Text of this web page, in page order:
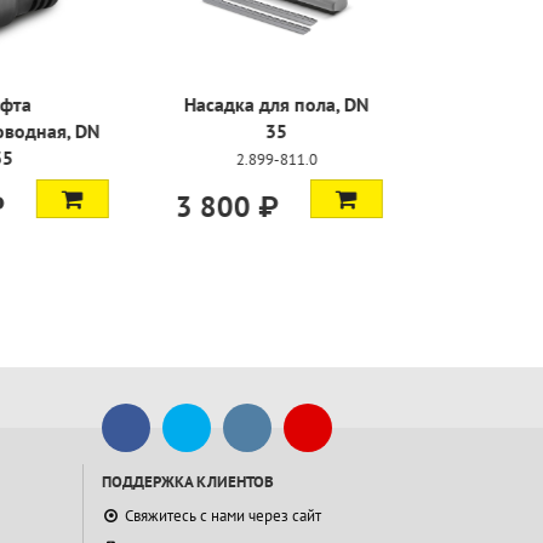
35
199.0
Муфта
электропроводная, DN
35
5.303-877.0
1 600 ₽
ПОДДЕРЖКА КЛИЕНТОВ
Свяжитесь с нами через сайт